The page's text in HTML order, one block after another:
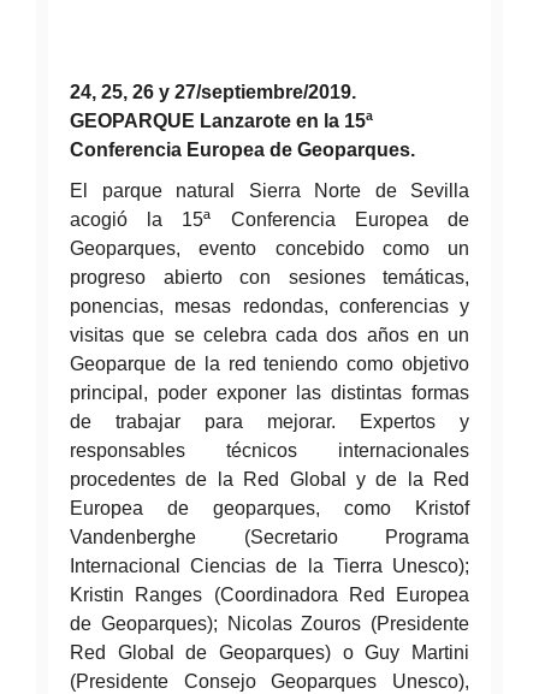
24, 25, 26 y 27/septiembre/2019.
GEOPARQUE Lanzarote en la 15ª
Conferencia Europea de Geoparques.
El parque natural Sierra Norte de Sevilla
acogió la 15ª Conferencia Europea de
Geoparques, evento concebido como un
progreso abierto con sesiones temáticas,
ponencias, mesas redondas, conferencias y
visitas que se celebra cada dos años en un
Geoparque de la red teniendo como objetivo
principal, poder exponer las distintas formas
de trabajar para mejorar. Expertos y
responsables técnicos internacionales
procedentes de la Red Global y de la Red
Europea de geoparques, como Kristof
Vandenberghe (Secretario Programa
Internacional Ciencias de la Tierra Unesco);
Kristin Ranges (Coordinadora Red Europea
de Geoparques); Nicolas Zouros (Presidente
Red Global de Geoparques) o Guy Martini
(Presidente Consejo Geoparques Unesco),